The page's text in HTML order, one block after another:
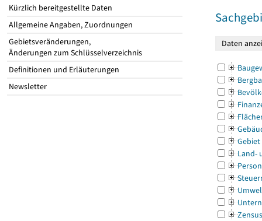
Kürzlich bereitgestellte Daten
Allgemeine Angaben, Zuordnungen
Gebietsveränderungen,
Änderungen zum Schlüsselverzeichnis
Definitionen und Erläuterungen
Newsletter
Gebiet
Land-
Zensus